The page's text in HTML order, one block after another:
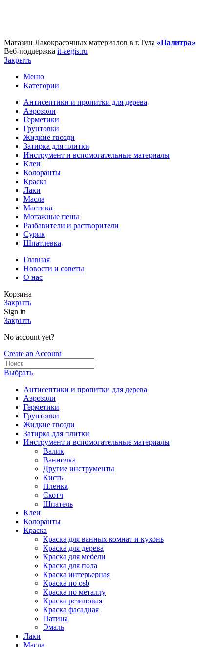
Магазин Лакокрасочных материалов в г.Тула «Палитра»
Веб-поддержка it-aegis.ru
Закрыть
Меню
Категории
Антисептики и пропитки для дерева
Аэрозоли
Герметики
Грунтовки
Жидкие гвозди
Затирка для плитки
Инструмент и вспомогательные материалы
Клеи
Колоранты
Краска
Лаки
Масла
Мастика
Мотажные пены
Разбавители и растворители
Сурик
Шпатлевка
Главная
Новости и советы
О нас
Корзина
Закрыть
Sign in
Закрыть
No account yet?
Create an Account
Выбрать
Антисептики и пропитки для дерева
Аэрозоли
Герметики
Грунтовки
Жидкие гвозди
Затирка для плитки
Инструмент и вспомогательные материалы
Валик
Ванночка
Другие инструменты
Кисть
Пленка
Скотч
Шпатель
Клеи
Колоранты
Краска
Краска для ванных комнат и кухонь
Краска для дерева
Краска для мебели
Краска для пола
Краска интерьерная
Краска по osb
Краска по металлу
Краска резиновая
Краска фасадная
Патина
Эмаль
Лаки
Масла